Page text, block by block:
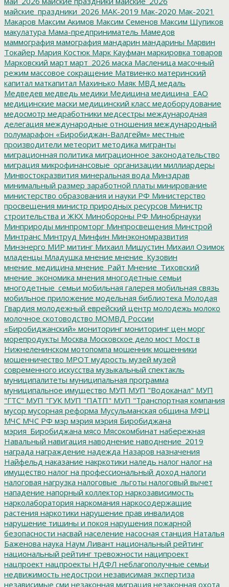
майские_праздники_2026 МАК-2019 Мак-2020 Мак-2021
Макаров Максим Акимов Максим Семенов Максим Шупиков
макулатура Мама-предприниматель Мамедов
маммография мамография мандарин мандарины Марвин
Токайер Мария Костюк Марк Кауфман маркировка товаров
Марковский март март_2026 маска Масленица масочный
режим массовое сокращение Матвиенко материнский
капитал маткапитал Махинько Маяк МВД медаль
Медведев медведь медики Медицина медицина_ЕАО
медицинские маски медицинский класс медоборудование
медосмотр медработники медсестры международная
делегация международные отношения международный
полумарафон «Биробиджан-Валдгейм» местные
производители метеорит методика мигранты
миграционная политика миграционное законодательство
миграция микрофинансовые_организации миллиардеры
Минвостокразвития минеральная вода Минздрав
минимальный размер заработной платы минирование
министерство образования и науки РФ Министерство
просвещения министр природных ресурсов Министр
строительства и ЖКХ Минобороны РФ Минобрнауки
Минприроды минпромторг Минпросвещения Минстрой
Минтранс Минтруд Минфин Минэкономразвития
Минэнерго МИР митинг Михаил Мишустин Михаил Озимок
младенцы Младушка мнение мнение_Кузовин
мнение_медицина мнение_Райт Мнение_Тиховский
мнение_экономика мнения многодетные семьи
многодетные_семьи мобильная галерея мобильная связь
мобильное приложение модельная библиотека Молодая
Гвардия молодежный еврейский центр молодежь молоко
молочное скотоводство МОМВД России
«Биробиджанский» мониторинг мониторинг цен морг
морепродукты Москва Московское дело мост Мост в
Нижнеленинском мотопомпа мошенник мошенники
мошенничество МРОТ мудрость музей музей
современного искусства музыкальный спектакль
муниципалитеты муниципальная программа
муниципальное имущество МУП МУП "Водоканал" МУП
"ГТС" МУП "ГУК МУП "ПАТП" МУП "Транспортная компания
мусор мусорная реформа Мусульманская община МФЦ
МЧС МЧС РФ мэр мэрия мэрия Биробиджана
мэрия_Биробиджана мясо Мясокомбинат набережная
Навальный навигация наводнение наводнение_2019
награда награждение надежда Назаров назначения
Найфельд наказание накркотики наледь налог налог на
имущество налог на профессиональный доход налоги
налоговая нагрузка налоговые_льготы налоговый вычет
нападение напорный коллектор наркозависимость
нарколаборатория наркомания наркосодержащие
растения наркотики нарушение прав инвалидов
нарушение тишины и покоя нарушения пожарной
безопасности насвай население насосная станция Наталья
Баженова наука Наум Ливант национальный рейтинг
национальный рейтинг тревожности наципроект
нацпроект нацпроекты НДФЛ неблагополучные семьи
недвижимость недострои независимая экспертиза
независимые сми незаконная миграция незаконная охота